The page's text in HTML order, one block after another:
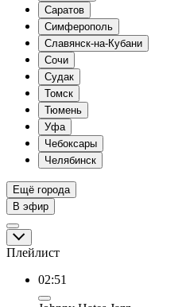
Саратов
Симферополь
Славянск-на-Кубани
Сочи
Судак
Томск
Тюмень
Уфа
Чебоксары
Челябинск
Ещё города
В эфир
Плейлист
02:51